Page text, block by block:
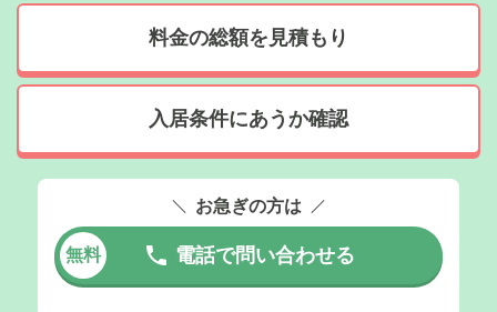
料金の総額を見積もり
入居条件にあうか確認
お急ぎの方は
無料 電話で問い合わせる